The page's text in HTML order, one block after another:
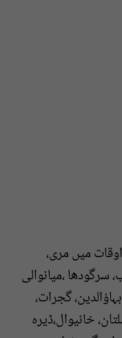
میں مری،
سرگودھا ،میانوالی
گجرات،
خانیوال،ڈیرہ